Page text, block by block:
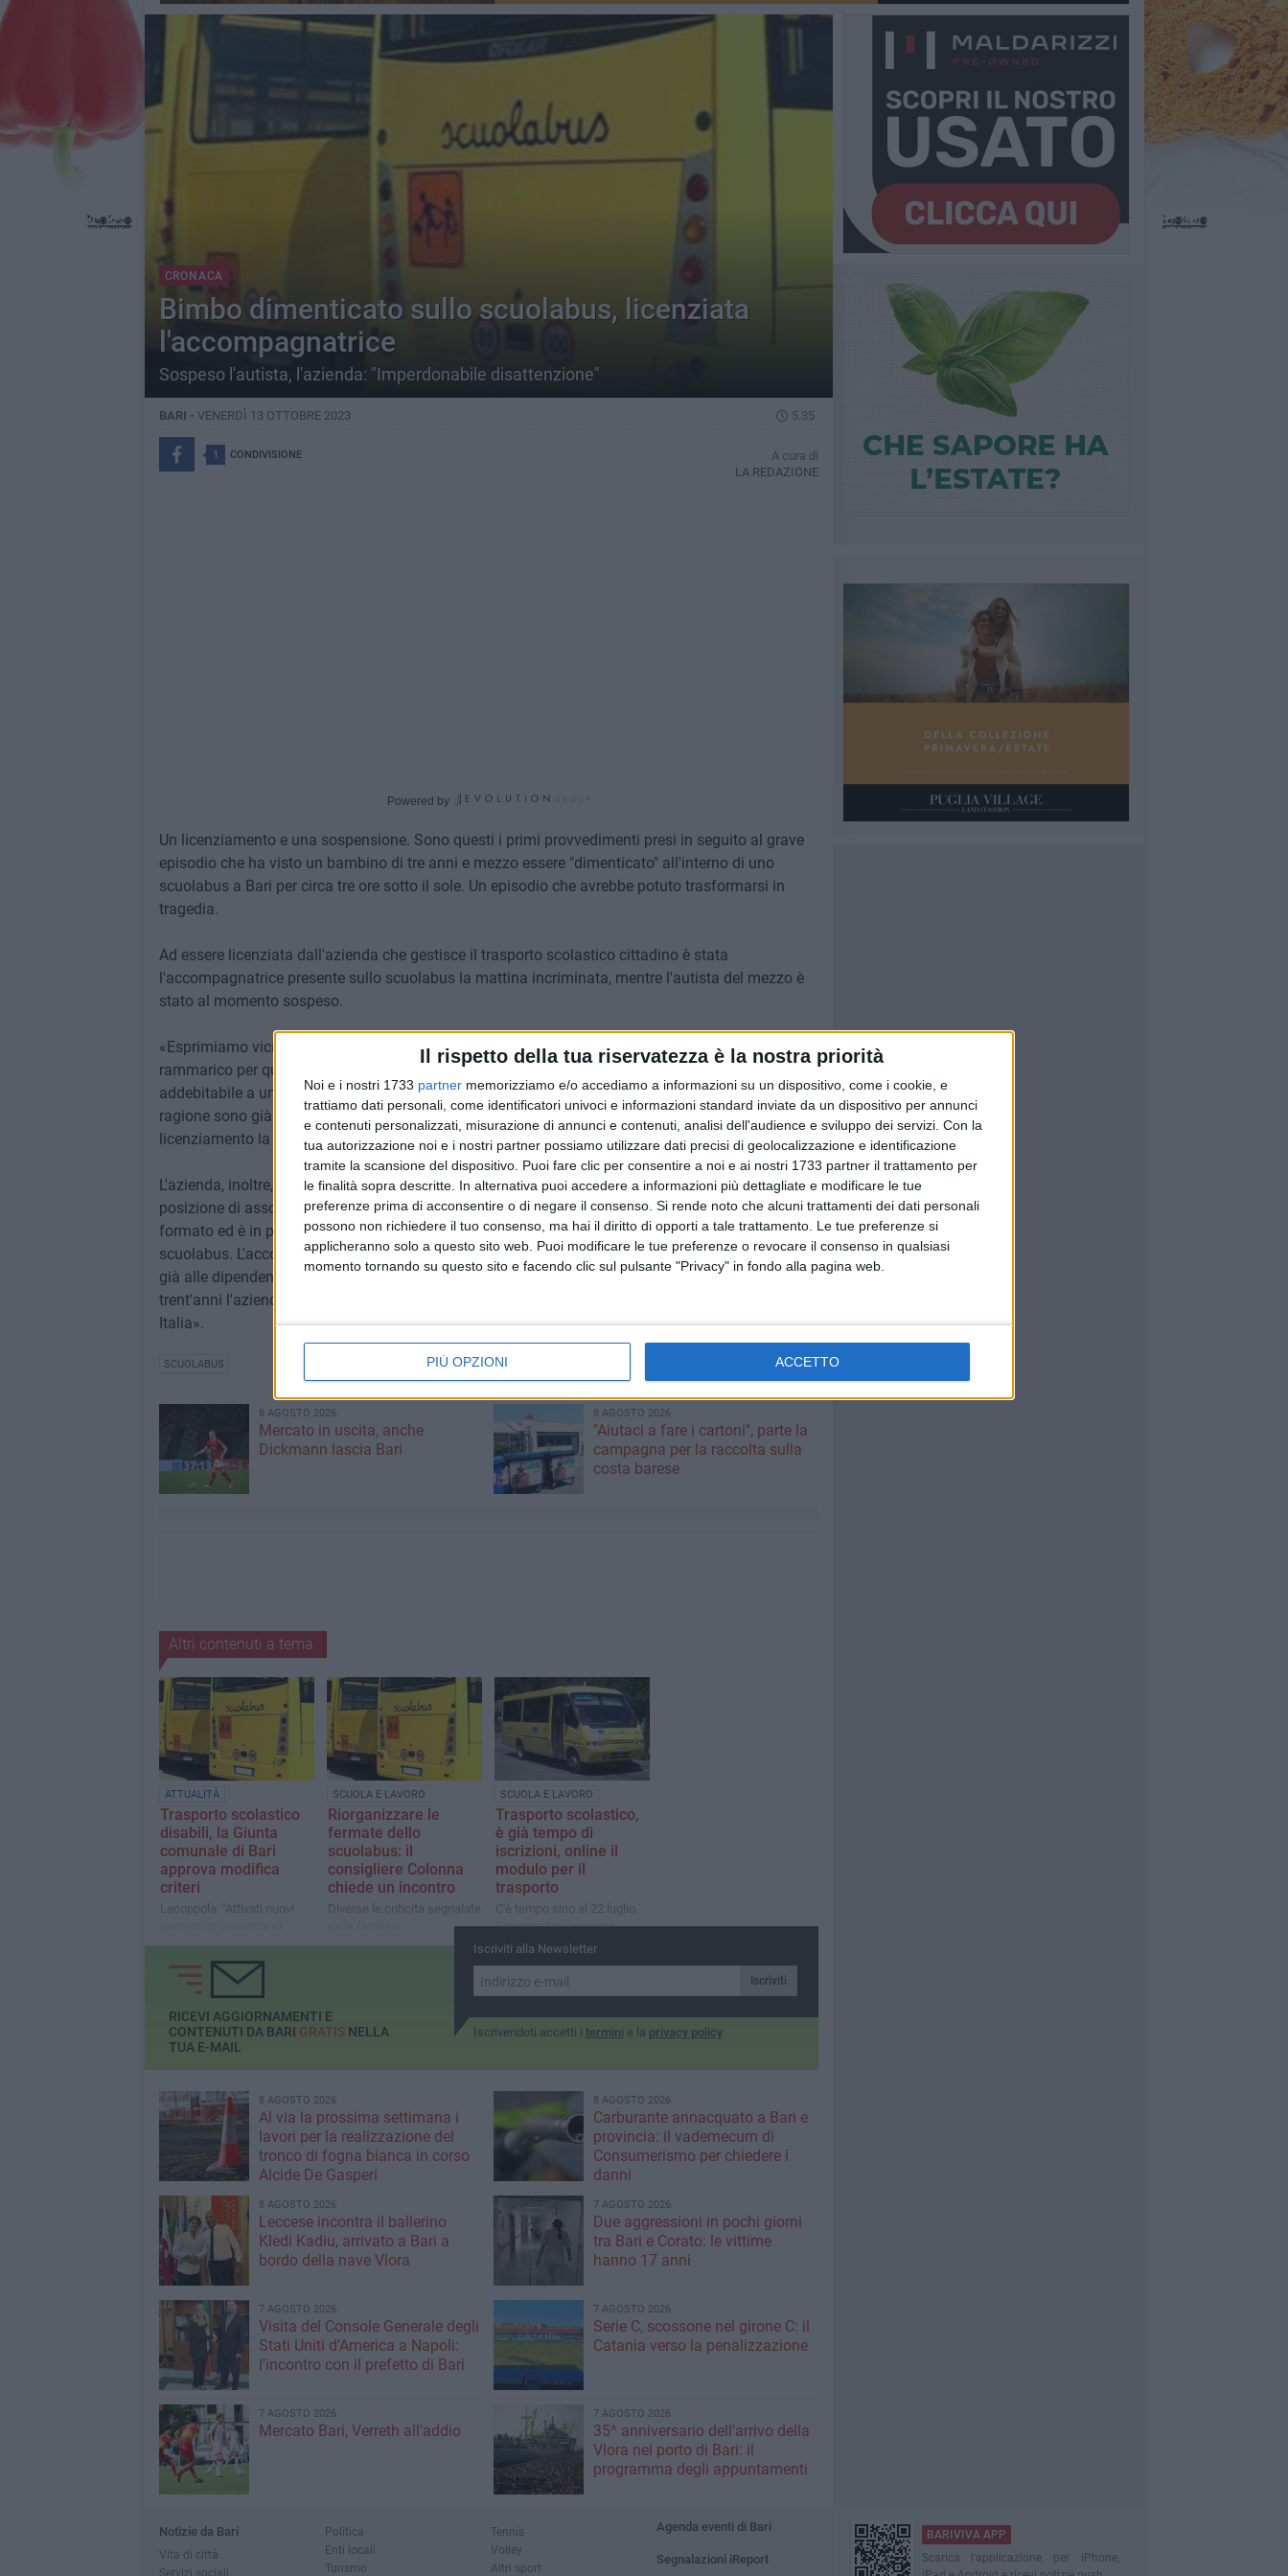
Il rispetto della tua riservatezza è la nostra priorità
Noi e i nostri 1733 partner memorizziamo e/o accediamo a informazioni su un dispositivo, come i cookie, e
trattiamo dati personali, come identificatori univoci e informazioni standard inviate da un dispositivo per annunci
e contenuti personalizzati, misurazione di annunci e contenuti, analisi dell'audience e sviluppo dei servizi. Con la
tua autorizzazione noi e i nostri partner possiamo utilizzare dati precisi di geolocalizzazione e identificazione
tramite la scansione del dispositivo. Puoi fare clic per consentire a noi e ai nostri 1733 partner il trattamento per
le finalità sopra descritte. In alternativa puoi accedere a informazioni più dettagliate e modificare le tue
preferenze prima di acconsentire o di negare il consenso. Si rende noto che alcuni trattamenti dei dati personali
possono non richiedere il tuo consenso, ma hai il diritto di opporti a tale trattamento. Le tue preferenze si
applicheranno solo a questo sito web. Puoi modificare le tue preferenze o revocare il consenso in qualsiasi
momento tornando su questo sito e facendo clic sul pulsante "Privacy" in fondo alla pagina web.
PIÙ OPZIONI ACCETTO
CRONACA
Bimbo dimenticato sullo scuolabus, licenziata
l'accompagnatrice
Sospeso l'autista, l'azienda: "Imperdonabile disattenzione"
BARI - VENERDÌ 13 OTTOBRE 2023 5.35
1 CONDIVISIONE
A cura di
LA REDAZIONE
Powered by
Un licenziamento e una sospensione. Sono questi i primi provvedimenti presi in seguito al grave
episodio che ha visto un bambino di tre anni e mezzo essere "dimenticato" all'interno di uno
scuolabus a Bari per circa tre ore sotto il sole. Un episodio che avrebbe potuto trasformarsi in
tragedia.
Ad essere licenziata dall'azienda che gestisce il trasporto scolastico cittadino è stata
l'accompagnatrice presente sullo scuolabus la mattina incriminata, mentre l'autista del mezzo è
stato al momento sospeso.
«Esprimiamo vicinanza al piccolo e alla sua famiglia e manifestiamo quindi il profondo
rammarico per quanto occorso. Quanto accaduto - viene sottolineato dall'azienda in una nota - è
addebitabile a un'imperdonabile disattenzione dell'autista e della accompagnatrice, che, per tale
ragione sono già stati destinatari di provvedimento di sospensione dal servizio il primo e di
licenziamento la seconda affinché episodi simili non abbiano più a verificarsi».
L'azienda, inoltre, tramite il proprio legale, Angelo Loizzi, «ritiene necessario chiarire la propria
posizione di assoluta estraneità ai fatti: il personale adibito ai servizi è stato specificamente
formato ed è in possesso di consolidata esperienza nei servizi di assistenza a bordo degli
scuolabus. L'accompagnatrice, con funzioni di assistente sugli scuolabus a Bari da oltre otto anni,
già alle dipendenze della ditta uscente, è stata assunta sulla base della clausola sociale. Da oltre
trent'anni l'azienda svolge con serietà e professionalità il servizio di trasporto scolastico in tutta
Italia».
SCUOLABUS
8 AGOSTO 2026
Mercato in uscita, anche
Dickmann lascia Bari
8 AGOSTO 2026
"Aiutaci a fare i cartoni", parte la
campagna per la raccolta sulla
costa barese
Altri contenuti a tema
ATTUALITÀ
Trasporto scolastico
disabili, la Giunta
comunale di Bari
approva modifica
criteri
Lacoppola: "Attivati nuovi
alcune condizioni"
SCUOLA E LAVORO
Riorganizzare le
fermate dello
scuolabus: il
consigliere Colonna
chiede un incontro
Diverse le criticità segnalate
SCUOLA E LAVORO
Trasporto scolastico,
è già tempo di
iscrizioni, online il
modulo per il
trasporto
C'è tempo sino al 22 luglio.
Per prenotarsi occorre
accedere al sito del Comune
riconoscimento e Isee
Iscriviti alla Newsletter
Iscriviti
Iscrivendoti accetti i termini e la privacy policy
RICEVI AGGIORNAMENTI E
CONTENUTI DA BARI GRATISNELLA
TUA E-MAIL
8 AGOSTO 2026
Al via la prossima settimana i
lavori per la realizzazione del
tronco di fogna bianca in corso
Alcide De Gasperi
8 AGOSTO 2026
Carburante annacquato a Bari e
provincia: il vademecum di
Consumerismo per chiedere i
danni
8 AGOSTO 2026
Leccese incontra il ballerino
Kledi Kadiu, arrivato a Bari a
bordo della nave Vlora
7 AGOSTO 2026
Due aggressioni in pochi giorni
tra Bari e Corato: le vittime
hanno 17 anni
7 AGOSTO 2026
Visita del Console Generale degli
Stati Uniti d’America a Napoli:
l'incontro con il prefetto di Bari
7 AGOSTO 2026
Serie C, scossone nel girone C: il
Catania verso la penalizzazione
7 AGOSTO 2026
Mercato Bari, Verreth all'addio
7 AGOSTO 2026
35^ anniversario dell’arrivo della
Vlora nel porto di Bari: il
programma degli appuntamenti
Notizie da Bari
Vita di città
Servizi sociali
Politica
Enti locali
Turismo
Tennis
Volley
Altri sport
Agenda eventi di Bari
Segnalazioni iReport
BARIVIVA APP
Scarica l'applicazione per iPhone,